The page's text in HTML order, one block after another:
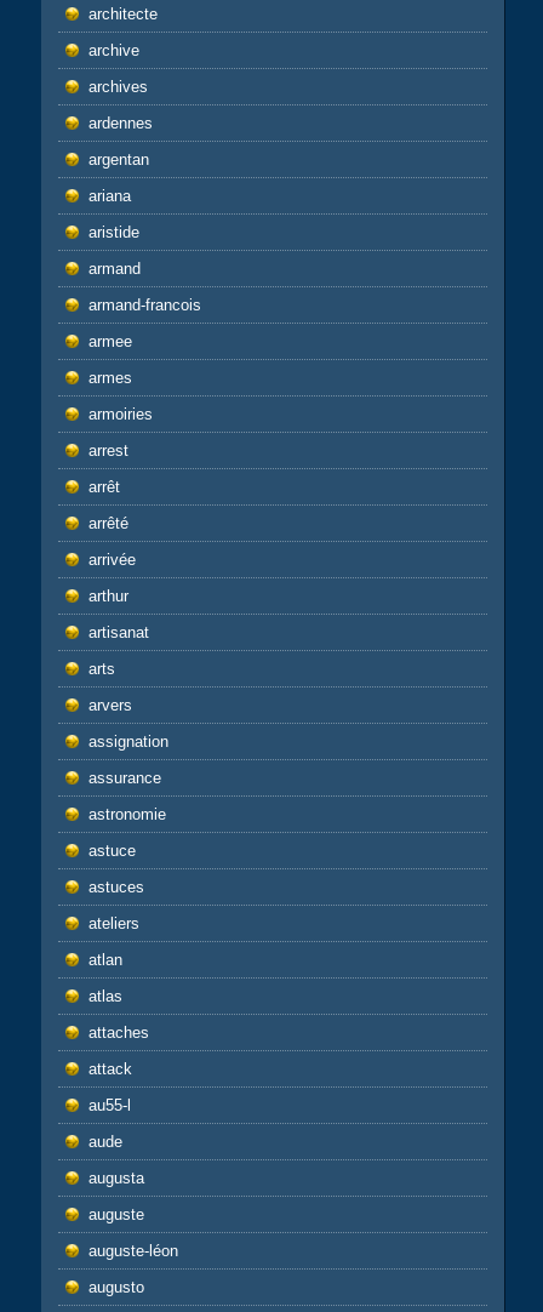
architecte
archive
archives
ardennes
argentan
ariana
aristide
armand
armand-francois
armee
armes
armoiries
arrest
arrêt
arrêté
arrivée
arthur
artisanat
arts
arvers
assignation
assurance
astronomie
astuce
astuces
ateliers
atlan
atlas
attaches
attack
au55-l
aude
augusta
auguste
auguste-léon
augusto